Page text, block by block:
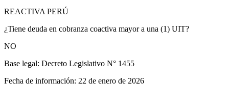
REACTIVA PERÚ
¿Tiene deuda en cobranza coactiva mayor a una (1) UIT?
NO
Base legal: Decreto Legislativo N° 1455
Fecha de información: 22 de enero de 2026